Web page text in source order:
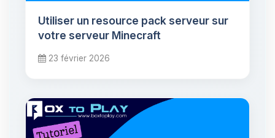
Utiliser un resource pack serveur sur
votre serveur Minecraft
23 février 2026